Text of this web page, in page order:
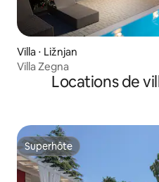
Villa ⋅ Ližnjan
Villa Zegna
Locations de
Superhôte
Superhôte